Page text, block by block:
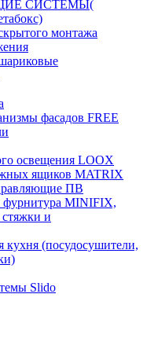
СИСТЕМЫ(
монтажа
фасадов FREE
освещения LOOX
ящиков MATRIX
ПВ
фурнитура MINIFIX,
и
кухня (посудосушители,
Slido